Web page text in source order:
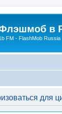
в
FM - FlashMob Russia
для